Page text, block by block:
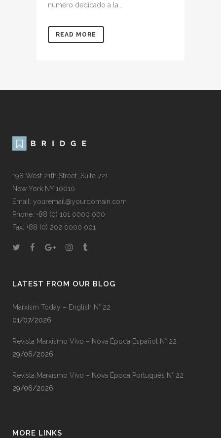
número dedicado a la...
READ MORE
198 West 21th Street, Suite 721
New York NY 10010
Email: youremail@yourdomain.com
Phone: +88 (0) 101 0000 000
Fax: +88 (0) 202 0000 001
LATEST FROM OUR BLOG
Marxism Today – English N° 22
01/07/2026
Revista Marxismo Vivo – Nova Época Español N° 22
29/06/2026
Revista Marxismo Vivo – Nova Época Português N° 22
29/06/2026
MORE LINKS